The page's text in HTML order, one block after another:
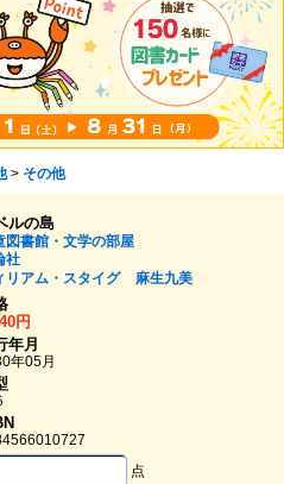
> その他
ルの島
図書館・文学の部屋
社
リアム・スタイグ
麻生九美
円
年月
年05月
点